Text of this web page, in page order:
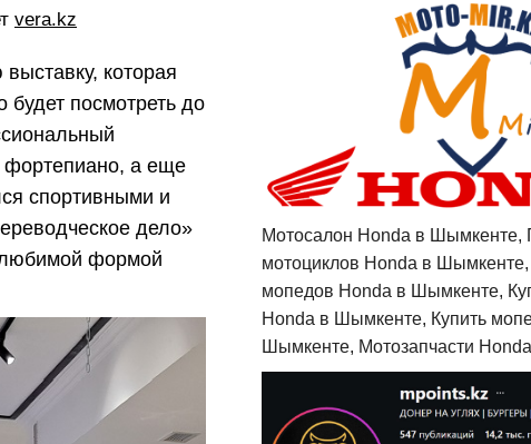
vera.kz
которая
посмотреть до
фортепиано, а еще
спортивными и
дело»
любимой формой
Мотосалон Honda в Шымкенте,
мотоциклов Honda в
мопедов Honda в Шымкенте,
Honda в Шымкенте, Купить
Шымкенте, Мотозапчасти